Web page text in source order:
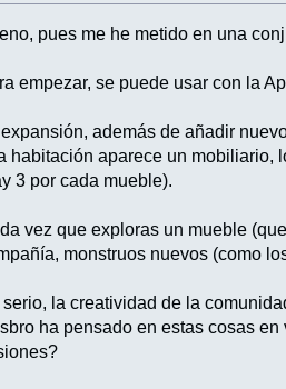
pues me he metido en una
empezar, se puede usar con la
expansión, además de añadir
habitación aparece un mobiliario,
3 por cada mueble).
vez que exploras un mueble
monstruos nuevos (como
serio, la creatividad de la
ha pensado en estas cosas